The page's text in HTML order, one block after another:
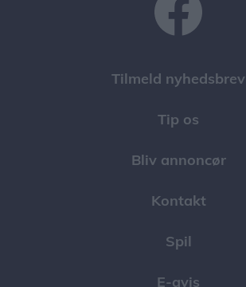
Tilmeld nyhedsbrev
Tip os
Bliv annoncør
Kontakt
Spil
E-avis